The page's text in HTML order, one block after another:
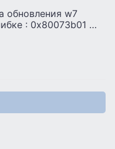
обновления w7
: 0х80073b01 …